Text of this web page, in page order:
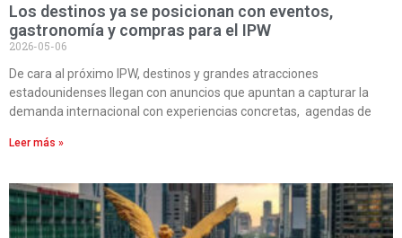
Los destinos ya se posicionan con eventos,
gastronomía y compras para el IPW
2026-05-06
De cara al próximo IPW, destinos y grandes atracciones
estadounidenses llegan con anuncios que apuntan a capturar la
demanda internacional con experiencias concretas, agendas de
Leer más »